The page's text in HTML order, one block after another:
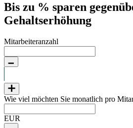
Bis zu % sparen
Gehaltserhöhung
Mitarbeiteranzahl
Wie viel möchten Sie monatlich pro
EUR